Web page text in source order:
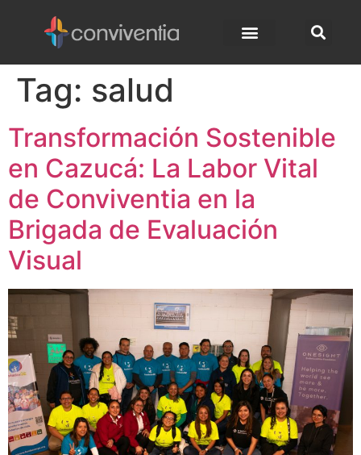
Tag: salud
Transformación Sostenible
en Cazucá: La Labor Vital
de Conviventia en la
Brigada de Evaluación
Visual